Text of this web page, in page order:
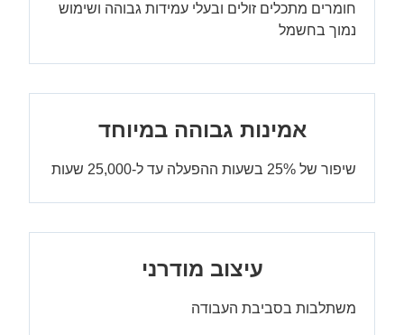
חומרים מתכלים זולים ובעלי עמידות גבוהה ושימוש
נמוך בחשמל
אמינות גבוהה במיוחד
שיפור של 25% בשעות ההפעלה עד ל-25,000 שעות
עיצוב מודרני
משתלבות בסביבת העבודה